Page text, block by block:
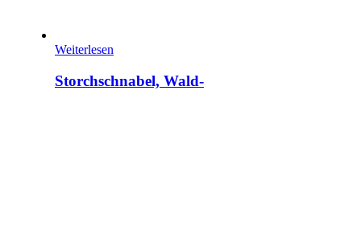
Weiterlesen
Storchschnabel, Wald-